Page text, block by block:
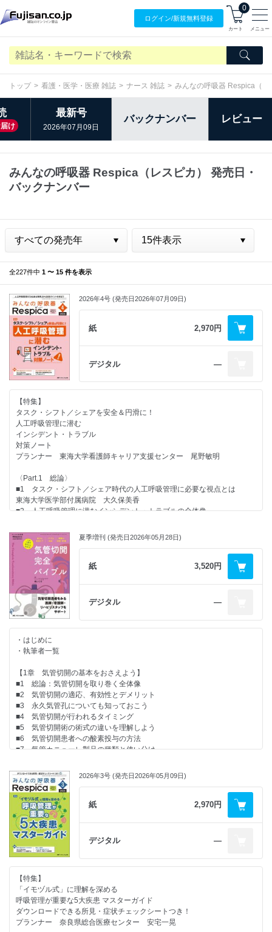
ログイン/新規無料登録
0
カート メニュー
トップ 看護・医学・医療 雑誌 ナース 雑誌 みんなの呼吸器 Respica（
け
最新号
2026年07月09日
バックナンバー レビュー
みんなの呼吸器 Respica（レスピカ） 発売日・
バックナンバー
全227件中 1 〜 15 件を表示
2026年4号 (発売日2026年07月09日)
紙 2,970円
デジタル ―
【特集】
タスク・シフト／シェアを安全＆円滑に！
人工呼吸管理に潜む
インシデント・トラブル
対策ノート
プランナー 東海大学看護師キャリア支援センター 尾野敏明
〈Part.1 総論〉
■1 タスク・シフト／シェア時代の人工呼吸管理に必要な視点とは
東海大学医学部付属病院 大久保美香
■2 人工呼吸管理に潜むインシデント・トラブルの全体像
〈Part.2 人工呼吸器導入・開始（挿管直後～）編〉
■1 挿管直後に起こりやすいトラブル
地方独立行政法人 長野市民病院 宮﨑聖子
■2 人工呼吸器回路・加温加湿のトラブル
医療法人辰星会 枡記念病院 石田智彦
■3 機器・デバイスの管理で起こりやすいトラブル
沖縄県立八重山病院 新垣聖彌
〈Part.3 人工呼吸管理中（安定～変化）編〉
■1 アラーム対応の優先順位と「アラーム疲労」対策
医療法人徳洲会 成田富里徳洲会病院 青谷澄香
■2 換気モード・換気設定の変更に伴うインシデント
医療法人札幌ハートセンター 札幌心臓血管クリニック 陳田雅俊
社会医療法人ジャパンメディカルアライアンス海老名総合病院 高村久留
実
■4 気管吸引・体位管理のリスク管理
市立札幌病院 大沼郁乃
■5 緊急事態！患者急変時に起こりやすいトラブル
社会医療法人社団三思会 東名厚木病院 鈴木健斗
〈Part.4 人工呼吸器離脱・抜管編〉
■1 自発覚醒トライアル（SAT）／自発呼吸トライアル（SBT）に潜むイ
県立広島病院 森下麻衣子
■2 抜管後に起こりやすいトラブル
社会医療法人ジャパンメディカルアライアンス海老名総合病院 府川有利
紗
■3 抜管後の酸素療法・HFNC・NPPV管理で起こりやすいトラブル
独立行政法人労働者健康安全機構 千葉ろうさい病院 大山知恵子
【連載】
KKR札幌医療センター 福家 聡
●特徴・注意点をサクッとおさえる！
ちょっと気になる呼吸管理デバイス速習File
経皮的二酸化炭素分圧（PtcCO2）測定装置
公立陶生病院 塚田さやか
夏季増刊 (発売日2026年05月28日)
紙 3,520円
デジタル ―
・はじめに
・執筆者一覧
【1章 気管切開の基本をおさえよう】
■1 総論：気管切開を取り巻く全体像
■2 気管切開の適応、有効性とデメリット
■3 永久気管孔についても知っておこう
■4 気管切開が行われるタイミング
■5 気管切開術の術式の違いを理解しよう
■6 気管切開患者への酸素投与の方法
■7 気管カニューレ製品の種類と使い分け
【2章 気管切開患者の日常管理とケアをマスターしよう】
■1 気管切開患者の基本のケアとアセスメント
■2 気管カニューレの固定とカフ圧管理
■3 気管カニューレの交換
■4 気管切開患者の加温・加湿管理
■5 気管吸引を行う際のポイントと注意点
■6 気管カニューレの閉塞・狭窄の予防
■7 気管カニューレの逸脱・迷入の予防
■8 気管切開患者の理学療法
■9 気管切開患者の発声・コミュニケーション支援
■10 気管切開患者の摂食・嚥下
【3章 これだけは覚えたい！気管切開トラブル発生時の対応】
■1 病棟で起こる気管切開トラブル対応の基本
■2 ［よくあるトラブル１］ 気道分泌物による閉塞
2026年3号 (発売日2026年05月09日)
紙 2,970円
デジタル ―
【特集】
「イモヅル式」に理解を深める
呼吸管理が重要な5大疾患 マスターガイド
ダウンロードできる所見・症状チェックシートつき！
プランナー 奈良県総合医療センター 安宅一晃